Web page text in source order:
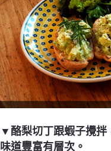
▼酪梨切丁跟蝦子攪拌
味道豐富有層次。